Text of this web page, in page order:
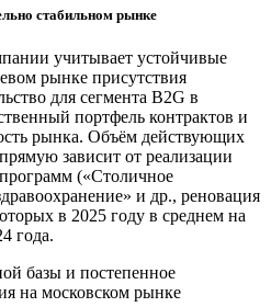
стабильном рынке
учитывает устойчивые
рынке присутствия
для сегмента B2G в
портфель контрактов и
рынка. Объём действующих
зависит от реализации
(«Столичное
и др., реновация
в 2025 году в среднем на
года.
базы и постепенное
на московском рынке